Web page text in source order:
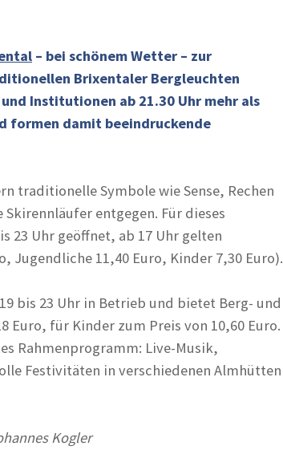
– bei schönem Wetter – zur
Brixentaler Bergleuchten
Institutionen ab 21.30 Uhr mehr als
formen damit beeindruckende
traditionelle Symbole wie Sense, Rechen
entgegen. Für dieses
23 Uhr geöffnet, ab 17 Uhr gelten
Jugendliche 11,40 Euro, Kinder 7,30 Euro).
bis 23 Uhr in Betrieb und bietet Berg- und
Euro, für Kinder zum Preis von 10,60 Euro.
Rahmenprogramm: Live-Musik,
Festivitäten in verschiedenen Almhütten
Kogler